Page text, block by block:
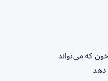
که می‌تواند
دهد